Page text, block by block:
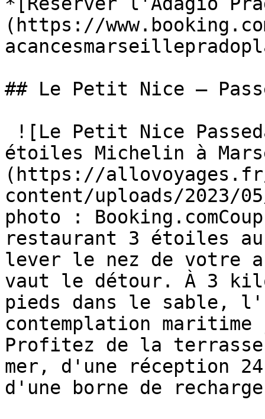
(https://
## Le Petit Nice —
étoiles Michelin à
(https://
content/uploads/2023/
photo :
restaurant 3 étoiles au
lever le nez de votre
vaut le détour. À 3
pieds dans le sable,
contemplation maritime
Profitez de la
mer, d'une réception
d'une borne de